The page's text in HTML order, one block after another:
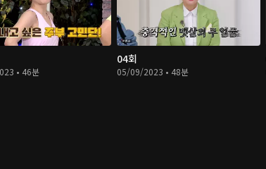
• 46분
04회
05/09/2023 • 48분